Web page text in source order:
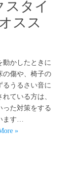
スタイ
スス
動かしたときに
の傷や、椅子の
るうるさい音に
れている方は、
った対策をする
ます…
»